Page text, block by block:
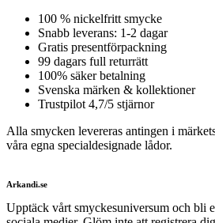
100 % nickelfritt smycke
Snabb leverans: 1-2 dagar
Gratis presentförpackning
99 dagars full returrätt
100% säker betalning
Svenska märken & kollektioner
Trustpilot 4,7/5 stjärnor
Alla smycken levereras antingen i
våra egna specialdesignade lådor.
Arkandi.se
Upptäck vårt smyckesuniversum och bli